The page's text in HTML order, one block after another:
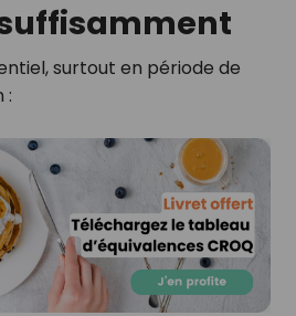
surtout en période de
: